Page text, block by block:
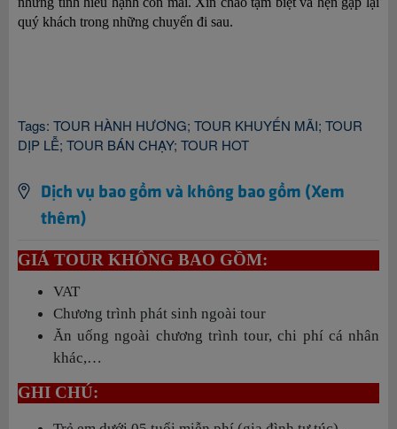
quý khách trong những chuyến đi sau.
Tags: TOUR HÀNH HƯƠNG; TOUR KHUYẾN MÃI; TOUR
DỊP LỄ; TOUR BÁN CHẠY; TOUR HOT
Dịch vụ bao gồm và không bao gồm (Xem
thêm)
GIÁ TOUR KHÔNG BAO GỒM:
VAT
Chương trình phát sinh ngoài tour
Ăn uống ngoài chương trình tour, chi phí cá nhân
khác,…
GHI CHÚ: